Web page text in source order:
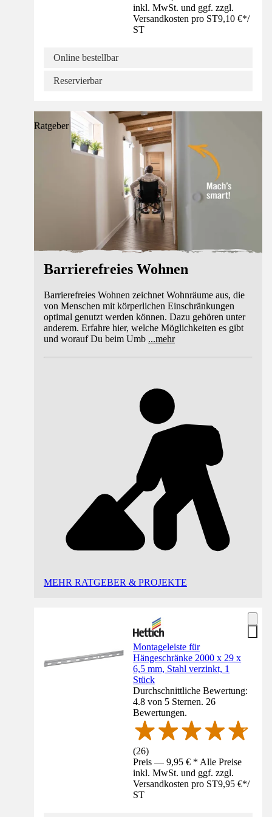
inkl. MwSt. und ggf. zzgl.
Versandkosten pro ST9,10 €*/
ST
Online bestellbar
Reservierbar
Ratgeber
Barrierefreies Wohnen
Barrierefreies Wohnen zeichnet Wohnräume aus, die
von Menschen mit körperlichen Einschränkungen
optimal genutzt werden können. Dazu gehören unter
anderem. Erfahre hier, welche Möglichkeiten es gibt
und worauf Du beim Umb ...mehr
MEHR RATGEBER & PROJEKTE
Montageleiste für
Hängeschränke 2000 x 29 x
6,5 mm, Stahl verzinkt, 1
Stück
Durchschnittliche Bewertung:
4.8 von 5 Sternen. 26
Bewertungen.
(26)
Preis — 9,95 € * Alle Preise
inkl. MwSt. und ggf. zzgl.
Versandkosten pro ST9,95 €*/
ST